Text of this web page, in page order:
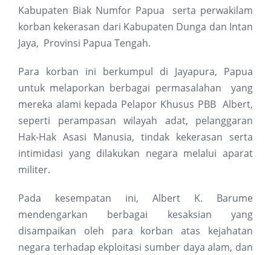
Kabupaten Biak Numfor Papua serta perwakilam
korban kekerasan dari Kabupaten Dunga dan Intan
Jaya, Provinsi Papua Tengah.
Para korban ini berkumpul di Jayapura, Papua
untuk melaporkan berbagai permasalahan yang
mereka alami kepada Pelapor Khusus PBB Albert,
seperti perampasan wilayah adat, pelanggaran
Hak-Hak Asasi Manusia, tindak kekerasan serta
intimidasi yang dilakukan negara melalui aparat
militer.
Pada kesempatan ini, Albert K. Barume
mendengarkan berbagai kesaksian yang
disampaikan oleh para korban atas kejahatan
negara terhadap ekploitasi sumber daya alam, dan